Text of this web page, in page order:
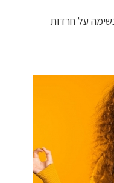
על חרדות